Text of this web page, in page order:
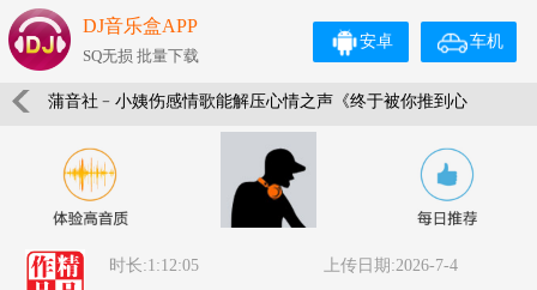
DJ音乐盒APP
SQ无损 批量下载
车机
安卓
蒲音社﹣小姨伤感情歌能解压心情之声《终于被你推到心
醉的边缘我看见你的眼说再见心里很难过》制作车载金碟
时长:1:12:05
上传日期:2026-7-4